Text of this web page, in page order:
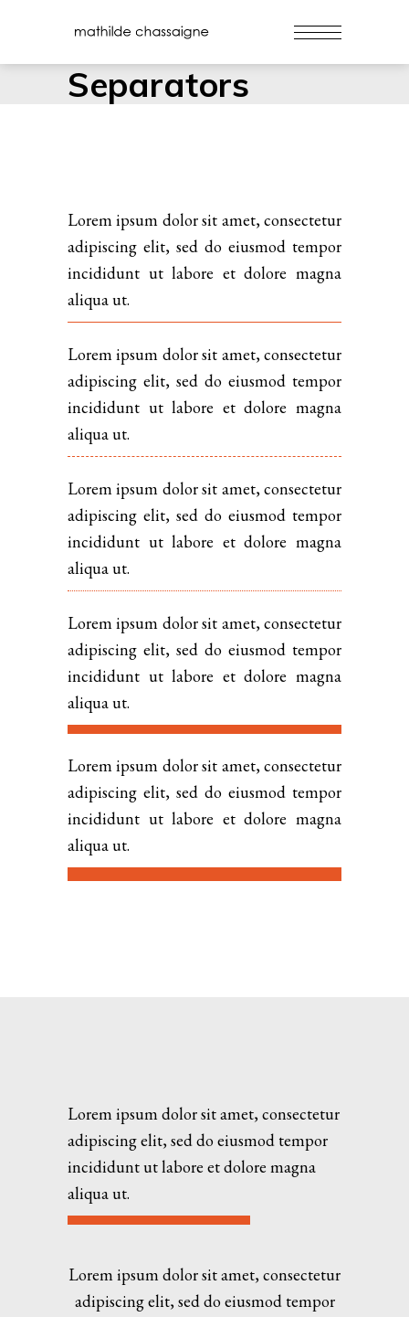
Separators
Lorem ipsum dolor sit amet, consectetur
adipiscing elit, sed do eiusmod tempor
incididunt ut labore et dolore magna
aliqua ut.
Lorem ipsum dolor sit amet, consectetur
adipiscing elit, sed do eiusmod tempor
incididunt ut labore et dolore magna
aliqua ut.
Lorem ipsum dolor sit amet, consectetur
adipiscing elit, sed do eiusmod tempor
incididunt ut labore et dolore magna
aliqua ut.
Lorem ipsum dolor sit amet, consectetur
adipiscing elit, sed do eiusmod tempor
incididunt ut labore et dolore magna
aliqua ut.
Lorem ipsum dolor sit amet, consectetur
adipiscing elit, sed do eiusmod tempor
incididunt ut labore et dolore magna
aliqua ut.
Lorem ipsum dolor sit amet, consectetur
adipiscing elit, sed do eiusmod tempor
incididunt ut labore et dolore magna
aliqua ut.
Lorem ipsum dolor sit amet, consectetur
adipiscing elit, sed do eiusmod tempor